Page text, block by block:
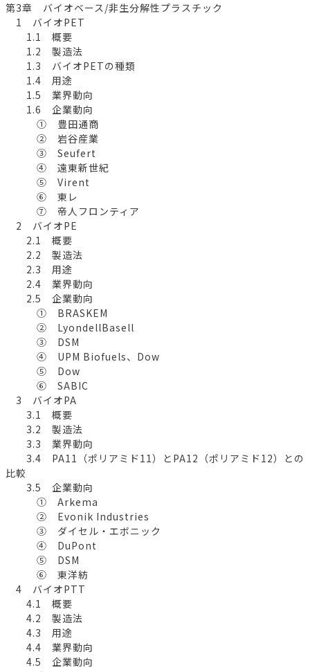
第3章 バイオベース/非生分解性プラスチック
1 バイオPET
1.1 概要
1.2 製造法
1.3 バイオPETの種類
1.4 用途
1.5 業界動向
1.6 企業動向
① 豊田通商
② 岩谷産業
③ Seufert
④ 遠東新世紀
⑤ Virent
⑥ 東レ
⑦ 帝人フロンティア
2 バイオPE
2.1 概要
2.2 製造法
2.3 用途
2.4 業界動向
2.5 企業動向
① BRASKEM
② LyondellBasell
③ DSM
④ UPM Biofuels、Dow
⑤ Dow
⑥ SABIC
3 バイオPA
3.1 概要
3.2 製造法
3.3 業界動向
3.4 PA11（ポリアミド11）とPA12（ポリアミド12）との
比較
3.5 企業動向
① Arkema
② Evonik Industries
③ ダイセル・エボニック
④ DuPont
⑤ DSM
⑥ 東洋紡
4 バイオPTT
4.1 概要
4.2 製造法
4.3 用途
4.4 業界動向
4.5 企業動向